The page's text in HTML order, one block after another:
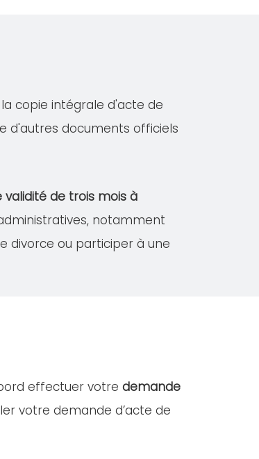
copie intégrale d'acte de
d'autres documents officiels
validité de trois mois à
notamment
divorce ou participer à une
effectuer votre demande
votre demande d’acte de